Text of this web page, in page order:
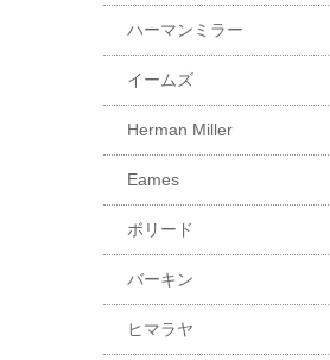
ハーマンミラー
イームズ
Herman Miller
Eames
ボリード
バーキン
ヒマラヤ